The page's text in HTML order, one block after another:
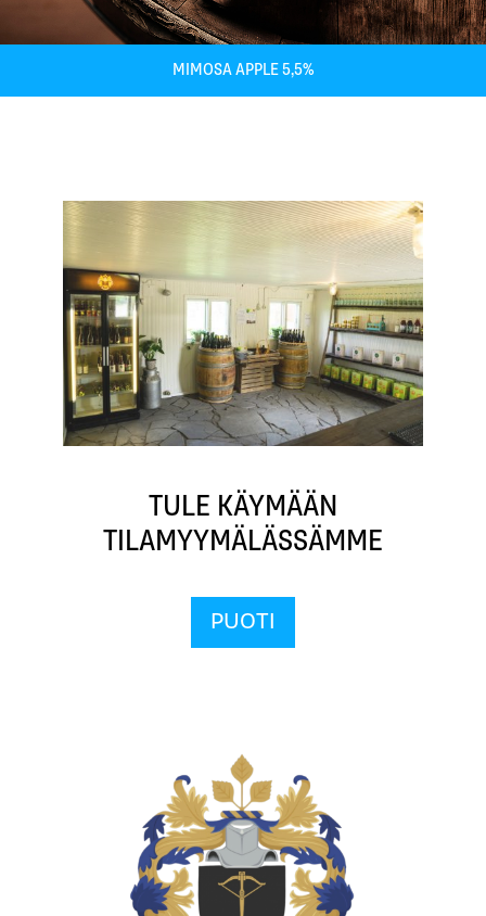
MIMOSA APPLE 5,5%
TULE KÄYMÄÄN
TILAMYYMÄLÄSSÄMME
PUOTI